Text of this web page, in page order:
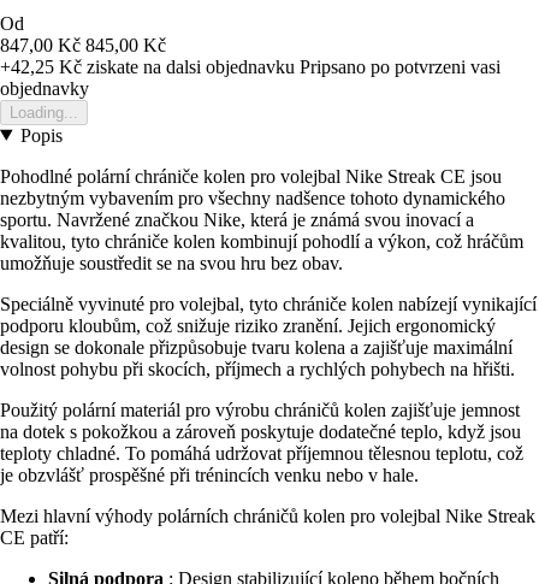
Od
847,00 Kč 845,00 Kč
+42,25 Kč ziskate na dalsi objednavku Pripsano po potvrzeni vasi
objednavky
Loading...
Popis
Pohodlné polární chrániče kolen pro volejbal Nike Streak CE jsou
nezbytným vybavením pro všechny nadšence tohoto dynamického
sportu. Navržené značkou Nike, která je známá svou inovací a
kvalitou, tyto chrániče kolen kombinují pohodlí a výkon, což hráčům
umožňuje soustředit se na svou hru bez obav.
Speciálně vyvinuté pro volejbal, tyto chrániče kolen nabízejí vynikající
podporu kloubům, což snižuje riziko zranění. Jejich ergonomický
design se dokonale přizpůsobuje tvaru kolena a zajišťuje maximální
volnost pohybu při skocích, příjmech a rychlých pohybech na hřišti.
Použitý polární materiál pro výrobu chráničů kolen zajišťuje jemnost
na dotek s pokožkou a zároveň poskytuje dodatečné teplo, když jsou
teploty chladné. To pomáhá udržovat příjemnou tělesnou teplotu, což
je obzvlášť prospěšné při trénincích venku nebo v hale.
Mezi hlavní výhody polárních chráničů kolen pro volejbal Nike Streak
CE patří:
Silná podpora : Design stabilizující koleno během bočních